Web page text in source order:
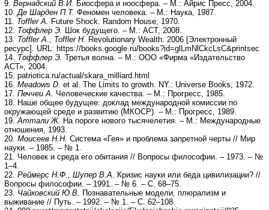
9. Вернадский В.И. Биосфера и ноосфера. – М.: Айрис Пресс, 2004.
10. Де Шарден П.Т. Феномен человека. – М.: Наука, 1987.
11. Toffler A.
Future Shock. Random House, 1970.
12. Тоффлер Э.
Шок будущего. – М.: АСТ, 2008.
13. Toffler A., Toffler H. Revolutionary Wealth. 2006 [Электронный
ресурс]. URL: https://books.google.ru/books?id=glLmNlCkcLsC&printsec
14. Тоффлер Э. Третья волна. – М.: ООО «Фирма «Издательство
АСТ», 2004.
15. patriotica.ru/actual/skara_milliard.html
16. Meadows D. et al. The Limits to growth. NY.: Universe Books, 1972.
17. Печчеи А. Человеческие качества. – М.: Прогресс, 1985.
18. Наше общее будущее: доклад международной комиссии по
окружающей среде и развитию (МКОСР). – М.: Прогресс, 1989.
19. Аттали Ж. На пороге нового тысячелетия. – М.: Междунаpодные
отношения, 1993.
20. Моисеев Н.H. Система «Гея» и проблема запретной черты // Мир
науки. – 1985. – № 1.
21. Человек и среда его обитания // Вопросы философии. – 1973. – №
1–4.
22. Реймерс Н.Ф., Шупер В.А.
Кризис науки или беда цивилизации? //
Вопросы философии. – 1991. – № 6. – С. 68–75.
23. Чайковский Ю.В.
Познавательные модели, плюрализм и
выживание // Путь. – 1992. – № 1. – С. 62–108.